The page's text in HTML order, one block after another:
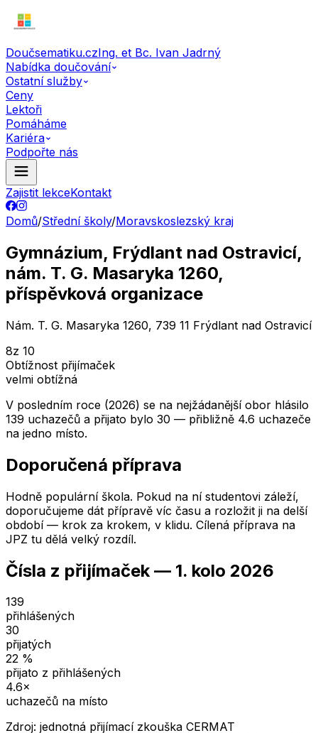
Doučsematiku.czIng. et Bc. Ivan Jadrný
Nabídka doučování
Ostatní služby
Ceny
Lektoři
Pomáháme
Kariéra
Podpořte nás
Zajistit lekceKontakt
Domů/Střední školy/Moravskoslezský kraj
Gymnázium, Frýdlant nad Ostravicí,
nám. T. G. Masaryka 1260,
příspěvková organizace
Nám. T. G. Masaryka 1260, 739 11 Frýdlant nad Ostravicí
8z 10
Obtížnost přijímaček
velmi obtížná
V posledním roce (2026) se na nejžádanější obor hlásilo
139 uchazečů a přijato bylo 30 — přibližně 4.6 uchazeče
na jedno místo.
Doporučená příprava
Hodně populární škola. Pokud na ní studentovi záleží,
doporučujeme dát přípravě víc času a rozložit ji na delší
období — krok za krokem, v klidu. Cílená příprava na
JPZ tu dělá velký rozdíl.
Čísla z přijímaček — 1. kolo 2026
139
přihlášených
30
přijatých
22 %
přijato z přihlášených
4.6×
uchazečů na místo
Zdroj: jednotná přijímací zkouška CERMAT